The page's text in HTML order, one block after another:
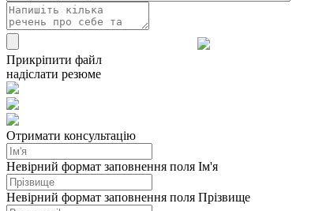
Прикріпити файл
надіслати резюме
Отримати консультацію
Невірний формат заповнення поля Ім'я
Невірний формат заповнення поля Прізвище